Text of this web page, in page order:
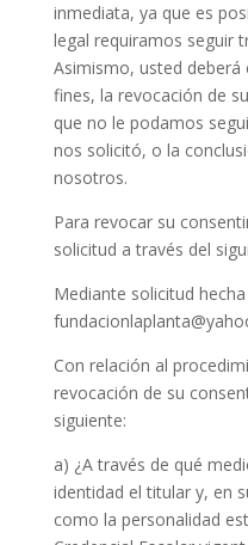
inmediata, ya que es
legal requiramos seguir
Asimismo, usted
fines, la revocación de
que no le podamos
nos solicitó, o la
nosotros.
Para revocar su
solicitud a través del
Mediante solicitud
Con relación al
revocación de su
siguiente:
a) ¿A través de qué
identidad el titular y, en
como la personalidad